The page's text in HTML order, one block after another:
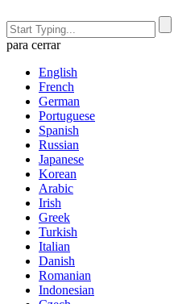
para cerrar
English
French
German
Portuguese
Spanish
Russian
Japanese
Korean
Arabic
Irish
Greek
Turkish
Italian
Danish
Romanian
Indonesian